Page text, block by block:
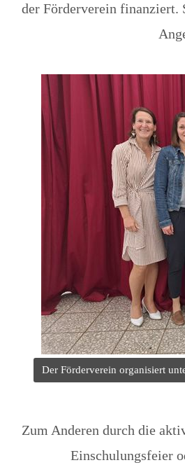
der Förderverein finanziert.
Der Förderverein organisiert
Zum Anderen durch die
Einschulungsfeier